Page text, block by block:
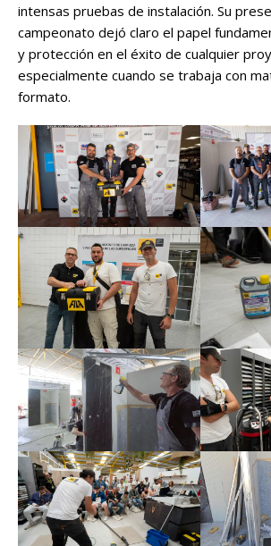
intensas pruebas de instalación. Su
campeonato dejó claro el papel
y protección en el éxito de cualquier
especialmente cuando se trabaja con
formato.